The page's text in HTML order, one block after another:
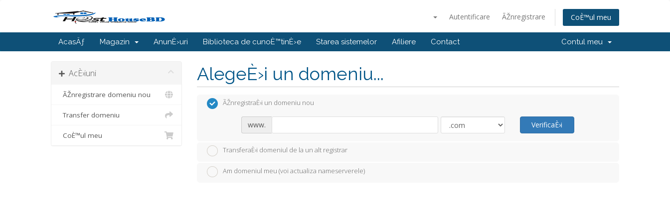
Autentificare ÃŽnregistrare CoÈ™ul meu
AcasÄƒ Magazin AnunÈ›uri Biblioteca de cunoÈ™tinÈ›e Starea sistemelor Afiliere Contact Contul meu
AcÈ›iuni
ÃŽnregistrare domeniu nou
Transfer domeniu
CoÈ™ul meu
AlegeÈ›i un domeniu...
ÃŽnregistraÈ›i un domeniu nou
www. VerificaÈ›i
TransferaÈ›i domeniul de la un alt registrar
Am domeniul meu (voi actualiza nameserverele)